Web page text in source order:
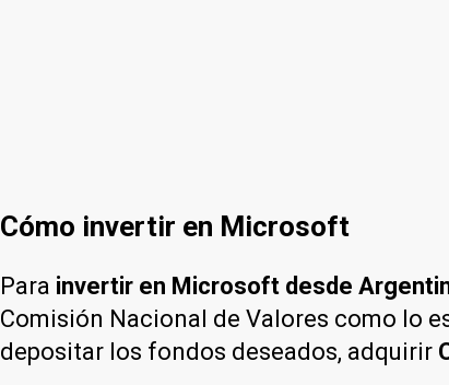
Cómo invertir en Microsoft
Para invertir en Microsoft desde
Comisión Nacional de Valores como lo
depositar los fondos deseados, adquirir